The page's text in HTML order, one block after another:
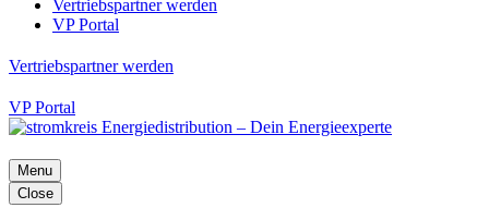
Vertriebspartner werden
VP Portal
Vertriebspartner werden
VP Portal
Menu
Close